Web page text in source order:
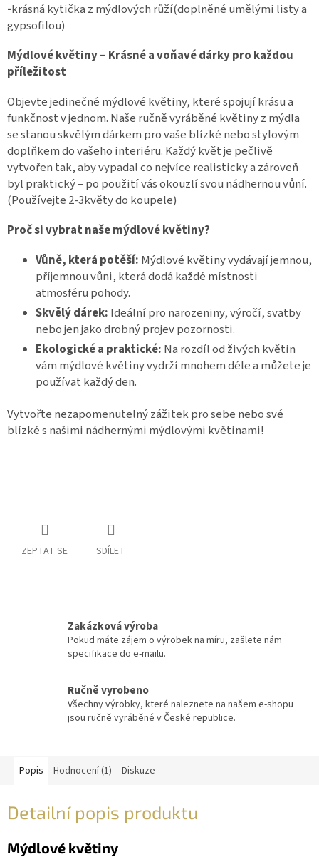
-krásná kytička z mýdlových růží(doplněné umělými listy a
gypsofilou)
Mýdlové květiny – Krásné a voňavé dárky pro každou
příležitost
Objevte jedinečné mýdlové květiny, které spojují krásu a
funkčnost v jednom. Naše ručně vyráběné květiny z mýdla
se stanou skvělým dárkem pro vaše blízké nebo stylovým
doplňkem do vašeho interiéru. Každý květ je pečlivě
vytvořen tak, aby vypadal co nejvíce realisticky a zároveň
byl praktický – po použití vás okouzlí svou nádhernou vůní.
(Používejte 2-3květy do koupele)
Proč si vybrat naše mýdlové květiny?
Vůně, která potěší: Mýdlové květiny vydávají jemnou,
příjemnou vůni, která dodá každé místnosti
atmosféru pohody.
Skvělý dárek: Ideální pro narozeniny, výročí, svatby
nebo jen jako drobný projev pozornosti.
Ekologické a praktické: Na rozdíl od živých květin
vám mýdlové květiny vydrží mnohem déle a můžete je
používat každý den.
Vytvořte nezapomenutelný zážitek pro sebe nebo své
blízké s našimi nádhernými mýdlovými květinami!
ZEPTAT SE SDÍLET
Zakázková výroba
Pokud máte zájem o výrobek na míru, zašlete nám
specifikace do e-mailu.
Ručně vyrobeno
Všechny výrobky, které naleznete na našem e-shopu
jsou ručně vyráběné v České republice.
Popis Hodnocení (1) Diskuze
Detailní popis produktu
Mýdlové květiny